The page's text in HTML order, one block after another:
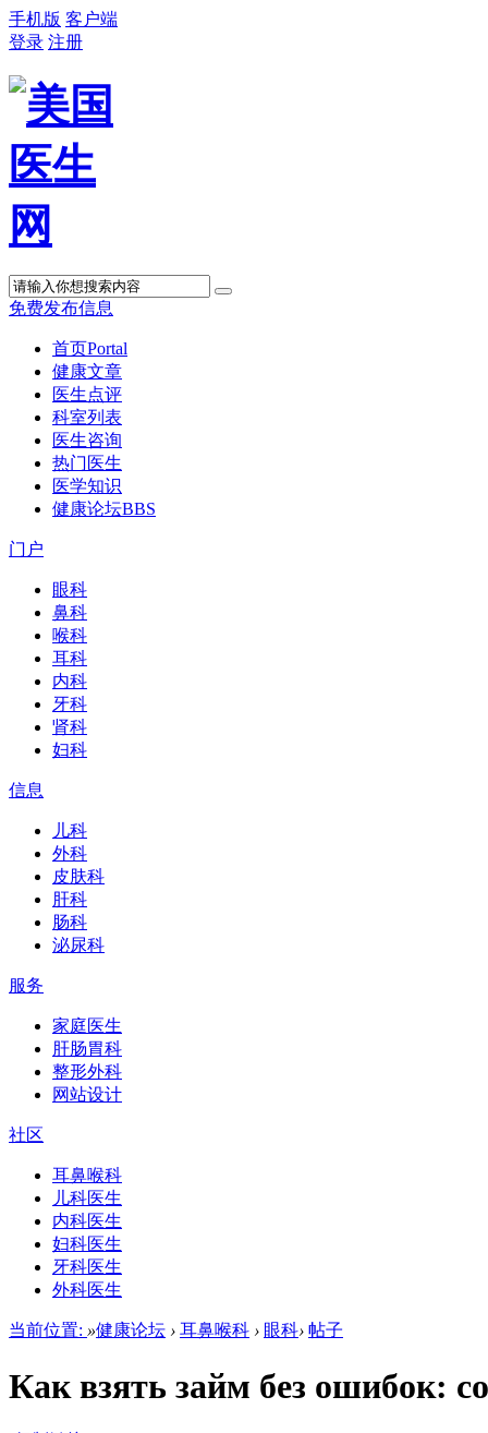
手机版 客户端
登录 注册
免费发布信息
首页Portal
健康文章
医生点评
科室列表
医生咨询
热门医生
医学知识
健康论坛BBS
门户
眼科
鼻科
喉科
耳科
内科
牙科
肾科
妇科
信息
儿科
外科
皮肤科
肝科
肠科
泌尿科
服务
家庭医生
肝肠胃科
整形外科
网站设计
社区
耳鼻喉科
儿科医生
内科医生
妇科医生
牙科医生
外科医生
当前位置: »健康论坛 › 耳鼻喉科 › 眼科› 帖子
Как взять займ без ошибок: